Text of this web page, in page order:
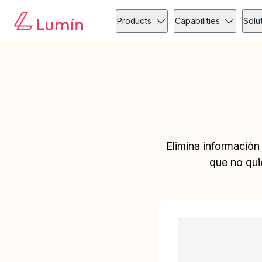
Products Capabilities
Elimina
que no